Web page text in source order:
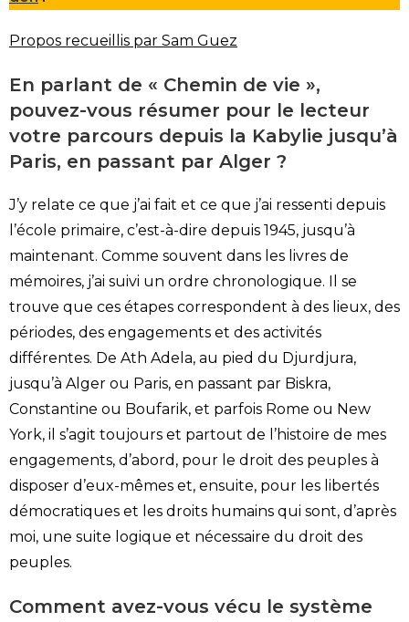
Propos recueillis par Sam Guez
En parlant de « Chemin de vie »,
pouvez-vous résumer pour le lecteur
votre parcours depuis la Kabylie jusqu’à
Paris, en passant par Alger ?
J’y relate ce que j’ai fait et ce que j’ai ressenti depuis
l’école primaire, c’est-à-dire depuis 1945, jusqu’à
maintenant. Comme souvent dans les livres de
mémoires, j’ai suivi un ordre chronologique. Il se
trouve que ces étapes correspondent à des lieux, des
périodes, des engagements et des activités
différentes. De Ath Adela, au pied du Djurdjura,
jusqu’à Alger ou Paris, en passant par Biskra,
Constantine ou Boufarik, et parfois Rome ou New
York, il s’agit toujours et partout de l’histoire de mes
engagements, d’abord, pour le droit des peuples à
disposer d’eux-mêmes et, ensuite, pour les libertés
démocratiques et les droits humains qui sont, d’après
moi, une suite logique et nécessaire du droit des
peuples.
Comment avez-vous vécu le système